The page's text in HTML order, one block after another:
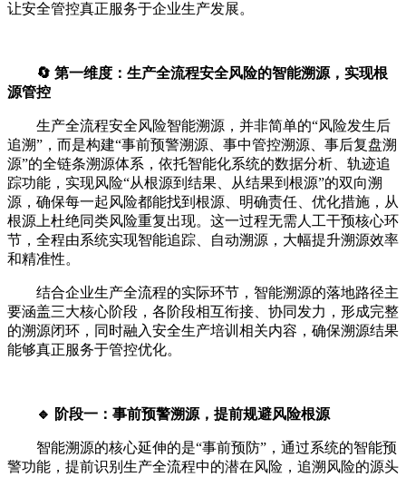
让安全管控真正服务于企业生产发展。
🔄 第一维度：生产全流程安全风险的智能溯源，实现根
源管控
生产全流程安全风险智能溯源，并非简单的“风险发生后
追溯”，而是构建“事前预警溯源、事中管控溯源、事后复盘溯
源”的全链条溯源体系，依托智能化系统的数据分析、轨迹追
踪功能，实现风险“从根源到结果、从结果到根源”的双向溯
源，确保每一起风险都能找到根源、明确责任、优化措施，从
根源上杜绝同类风险重复出现。这一过程无需人工干预核心环
节，全程由系统实现智能追踪、自动溯源，大幅提升溯源效率
和精准性。
结合企业生产全流程的实际环节，智能溯源的落地路径主
要涵盖三大核心阶段，各阶段相互衔接、协同发力，形成完整
的溯源闭环，同时融入安全生产培训相关内容，确保溯源结果
能够真正服务于管控优化。
🔹 阶段一：事前预警溯源，提前规避风险根源
智能溯源的核心延伸的是“事前预防”，通过系统的智能预
警功能，提前识别生产全流程中的潜在风险，追溯风险的源头